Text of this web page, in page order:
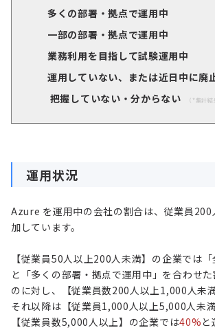
多くの部署・拠点で運用中
一部の部署・拠点で運用中
業務利用を目指して試験運用中
運用していない、または近日中に廃
把握していない・分からない
（*集計結
運用状況
Azure を運用中の会社の割合は、従業員200
加しています。
【従業員50人以上200人未満】の企業では「
と「多くの部署・拠点で運用中」を合わせ
のに対し、【従業員数200人以上1,000人未
それ以降は【従業員1,000人以上5,000人未
【従業員数5,000人以上】の企業では40%と